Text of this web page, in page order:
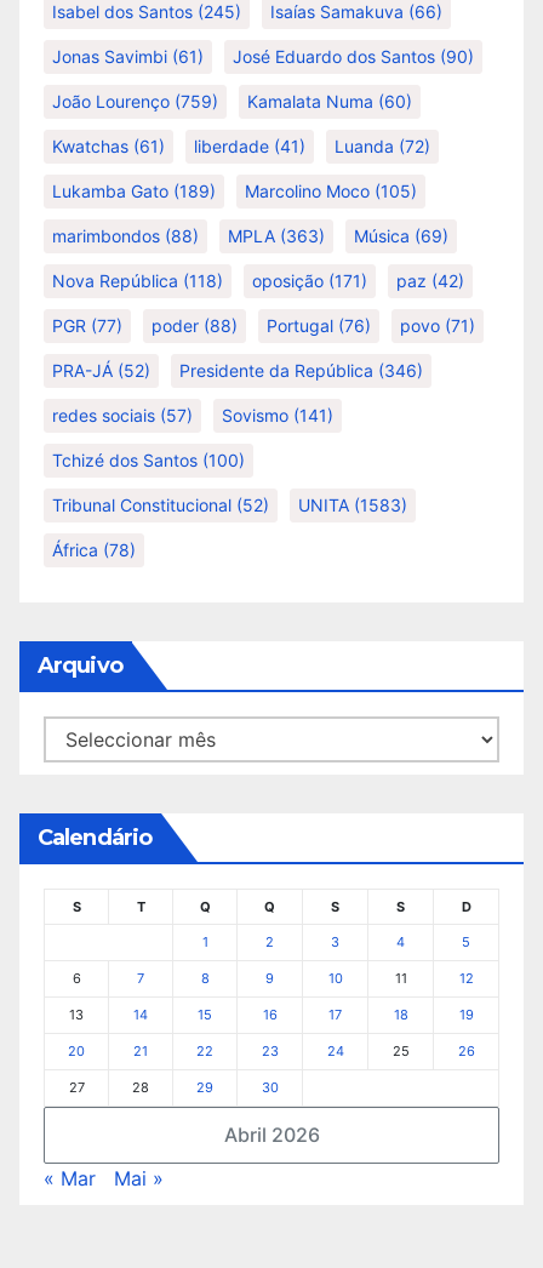
Isabel dos Santos (245) Isaías Samakuva (66)
Jonas Savimbi (61) José Eduardo dos Santos (90)
João Lourenço (759) Kamalata Numa (60)
Kwatchas (61) liberdade (41) Luanda (72)
Lukamba Gato (189) Marcolino Moco (105)
marimbondos (88) MPLA (363) Música (69)
Nova República (118) oposição (171) paz (42)
PGR (77) poder (88) Portugal (76) povo (71)
PRA-JÁ (52) Presidente da República (346)
redes sociais (57) Sovismo (141)
Tchizé dos Santos (100)
Tribunal Constitucional (52) UNITA (1583)
África (78)
Arquivo
Arquivo
Calendário
Abril 2026
S T Q Q S S D
1 2 3 4 5
6 7 8 9 10 11 12
13 14 15 16 17 18 19
20 21 22 23 24 25 26
27 28 29 30
« Mar Mai »